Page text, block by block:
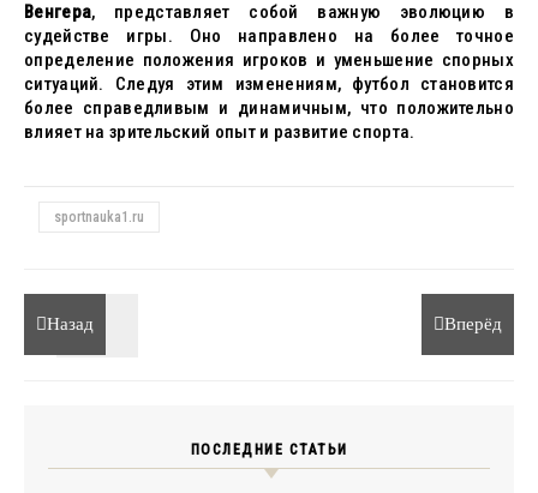
Венгера, представляет собой важную эволюцию в
судействе игры. Оно направлено на более точное
определение положения игроков и уменьшение спорных
ситуаций. Следуя этим изменениям, футбол становится
более справедливым и динамичным, что положительно
влияет на зрительский опыт и развитие спорта.
sportnauka1.ru
Назад Вперёд
ПОСЛЕДНИЕ СТАТЬИ